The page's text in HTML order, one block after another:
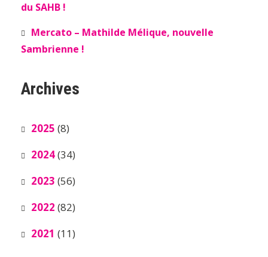
du SAHB !
Mercato – Mathilde Mélique, nouvelle
Sambrienne !
Archives
2025 (8)
2024(34)
2023 (56)
2022 (82)
2021 (11)